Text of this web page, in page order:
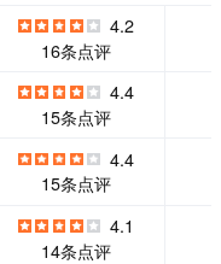
客户，提升转化率 ·
分销功能 每个人都
是分销合伙人 邀请
好友可获得现金奖
励 · 实时奖励 奖励
实时打款至微信钱
包 大大刺激活动传
播扩散 · 一键导航
门店地址一键导航
到店 线上锁定，线
下到店核销
4.2
16条点评
4.4
15条点评
4.4
15条点评
4.1
14条点评